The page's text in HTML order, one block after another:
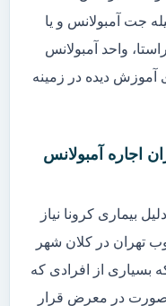
جت آمبولانس و یا
واحد آمبولانس
آموزش دیده در زمینه
اجاره آمبولانس
بیماری کرونا نیاز
تهران در کلان شهر
بسیاری از افرادی که
صورت در معرض قرار